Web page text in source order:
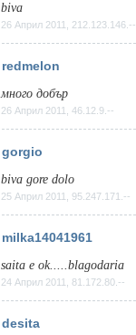
biva
26 Април 2011, 212.123.146.--
redmelon
много добър
26 Април 2011, 46.12.9.--
gorgio
biva gore dolo
25 Април 2011, 95.247.171.--
milka14041961
saita e ok.....blagodaria
24 Април 2011, 81.172.80.--
desita